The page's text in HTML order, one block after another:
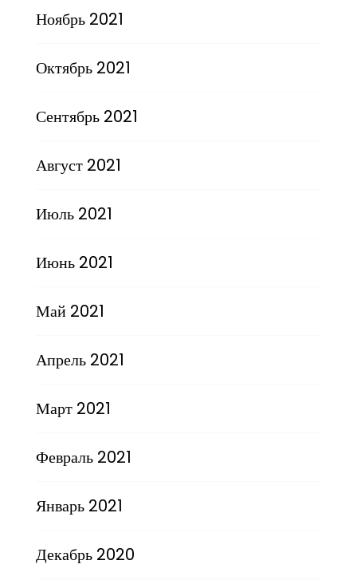
Ноябрь 2021
Октябрь 2021
Сентябрь 2021
Август 2021
Июль 2021
Июнь 2021
Май 2021
Апрель 2021
Март 2021
Февраль 2021
Январь 2021
Декабрь 2020